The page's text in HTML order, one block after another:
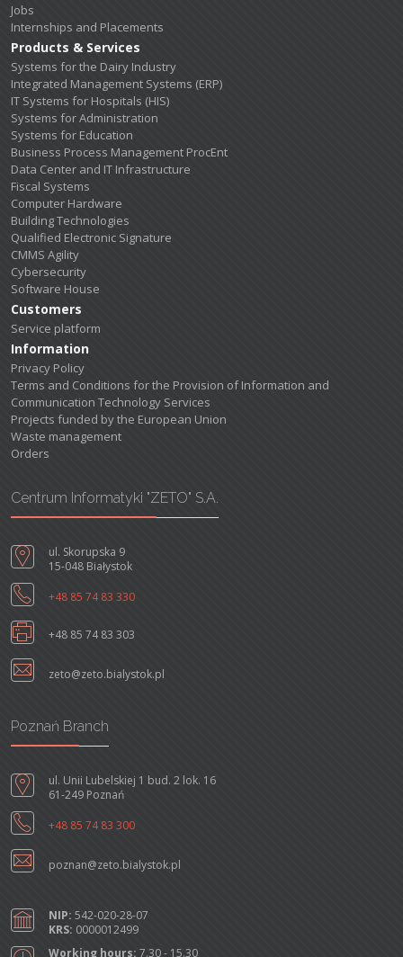
Jobs
Internships and Placements
Products & Services
Systems for the Dairy Industry
Integrated Management Systems (ERP)
IT Systems for Hospitals (HIS)
Systems for Administration
Systems for Education
Business Process Management ProcEnt
Data Center and IT Infrastructure
Fiscal Systems
Computer Hardware
Building Technologies
Qualified Electronic Signature
CMMS Agility
Cybersecurity
Software House
Customers
Service platform
Information
Privacy Policy
Terms and Conditions for the Provision of Information and
Communication Technology Services
Projects funded by the European Union
Waste management
Orders
Centrum Informatyki "ZETO" S.A.
ul. Skorupska 9
15-048 Białystok
+48 85 74 83 330
+48 85 74 83 303
zeto@zeto.bialystok.pl
Poznań Branch
ul. Unii Lubelskiej 1 bud. 2 lok. 16
61-249 Poznań
+48 85 74 83 300
poznan@zeto.bialystok.pl
NIP: 542-020-28-07
KRS: 0000012499
Working hours: 7.30 - 15.30